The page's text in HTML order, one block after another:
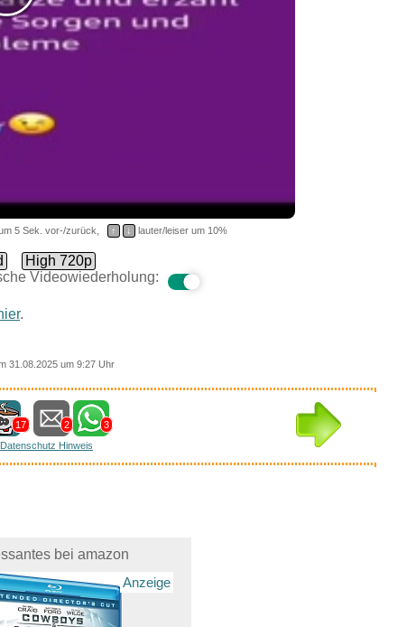
5 Sek. vor-/zurück, ↑ ↓ lauter/leiser um 10%
High 720p
Videowiederholung:
.
31.08.2025 um 9:27 Uhr
17 2
3
Datenschutz Hinweis
bei amazon
Anzeige